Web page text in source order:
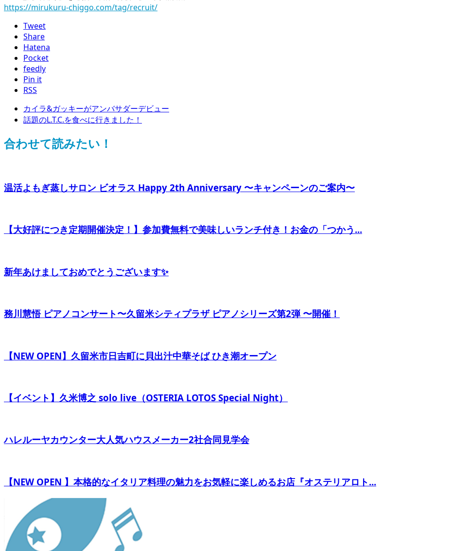
https://mirukuru-chiggo.com/tag/recruit/
Tweet
Share
Hatena
Pocket
feedly
Pin it
RSS
カイラ&ガッキーがアンバサダーデビュー
話題のL.T.C.を食べに行きました！
合わせて読みたい！
温活よもぎ蒸しサロン ビオラス Happy 2th Anniversary 〜キャンペーンのご案内〜
【大好評につき定期開催決定！】参加費無料で美味しいランチ付き！お金の「つかう...
新年あけましておめでとうございます✨
務川慧悟 ピアノコンサート〜久留米シティプラザ ピアノシリーズ第2弾 〜開催！
【NEW OPEN】久留米市日吉町に貝出汁中華そば ひき潮オープン
【イベント】久米博之 solo live（OSTERIA LOTOS Special Night）
ハレルーヤカウンター大人気ハウスメーカー2社合同見学会
【NEW OPEN 】本格的なイタリア料理の魅力をお気軽に楽しめるお店『オステリアロト...